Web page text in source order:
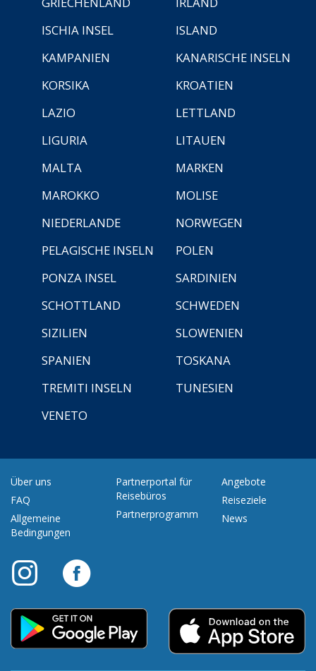
ISCHIA INSEL
ISLAND
KAMPANIEN
KANARISCHE INSELN
KORSIKA
KROATIEN
LAZIO
LETTLAND
LIGURIA
LITAUEN
MALTA
MARKEN
MAROKKO
MOLISE
NIEDERLANDE
NORWEGEN
PELAGISCHE INSELN
POLEN
PONZA INSEL
SARDINIEN
SCHOTTLAND
SCHWEDEN
SIZILIEN
SLOWENIEN
SPANIEN
TOSKANA
TREMITI INSELN
TUNESIEN
VENETO
Über uns
FAQ
Allgemeine
Bedingungen
Partnerportal für
Reisebüros
Partnerprogramm
Angebote
Reiseziele
News